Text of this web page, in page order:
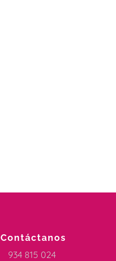
Contáctanos
934 815 024